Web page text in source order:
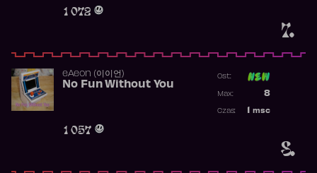
7.
1 072
8.
​eAeon (이이언)
No Fun Without You
1 057
Ost:
8
Max:
msc
Czas: